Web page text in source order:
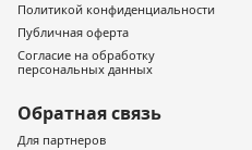
Политикой конфиденциальности
Публичная оферта
Согласие на обработку
персональных данных
Обратная связь
Для партнеров